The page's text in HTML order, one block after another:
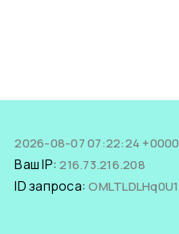
2026-08-07 07:22:24 +0000
Ваш IP:216.73.216.208
ID запроса:OMLTLDLHq0U1